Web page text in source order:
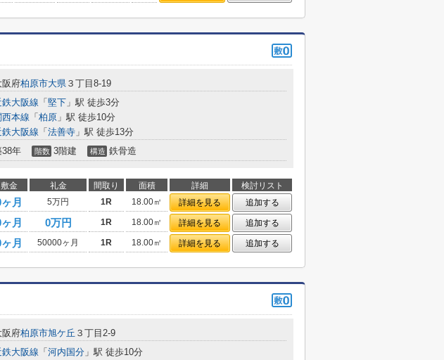
阪府柏原市大県 ３丁目8-19
鉄大阪線 「 堅下 」駅 徒歩3分
西本線 「 柏原 」駅 徒歩10分
鉄大阪線 「 法善寺 」駅 徒歩13分
38年 階数 3階建 構造 鉄骨造
敷金 礼金 間取り 面積 詳細
検討リスト
月 5万円 1R 18.00㎡ 詳細を見る
追加する
月 0万円 1R 18.00㎡ 詳細を見る
追加する
月 50000ヶ月 1R 18.00㎡ 詳細を見る 追加する
阪府柏原市旭ケ丘 ３丁目2-9
鉄大阪線 「 河内国分 」駅 徒歩10分